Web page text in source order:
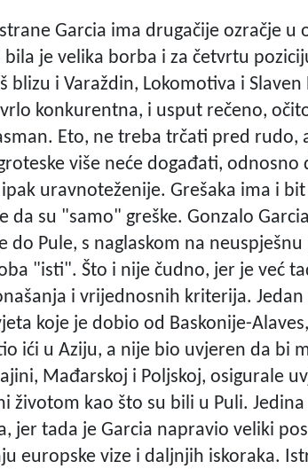
Garcia ima drugačije ozračje u
je velika borba i za četvrtu
blizu i Varaždin, Lokomotiva i Slaven
konkurentna, i usput rečeno,
Eto, ne treba trčati pred rudo,
više neće događati, odnosno
uravnoteženije. Grešaka ima i bit
da su "samo" greške. Gonzalo
Pule, s naglaskom na neuspješnu
"isti". Što i nije čudno, jer je već
i vrijednosnih kriterija. Jedan
koje je dobio od Baskonije-
ići u Aziju, a nije bio uvjeren da bi
Mađarskoj i Poljskoj, osigurale
životom kao što su bili u Puli. Jedina
jer tada je Garcia napravio veliki
europske vize i daljnjih iskoraka.